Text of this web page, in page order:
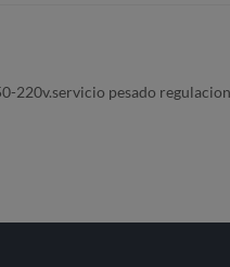
220v.servicio pesado